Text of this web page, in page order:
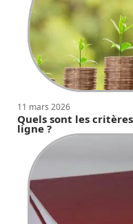
11 mars 2026
Quels sont les
ligne ?